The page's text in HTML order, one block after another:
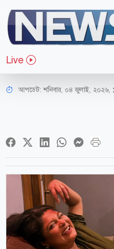
Live
বিনোদন
মা হচ্ছেন মৌসুমী,
খবর
আপডেট: শনিবার, ০৪ জুলাই, ২০২৬,